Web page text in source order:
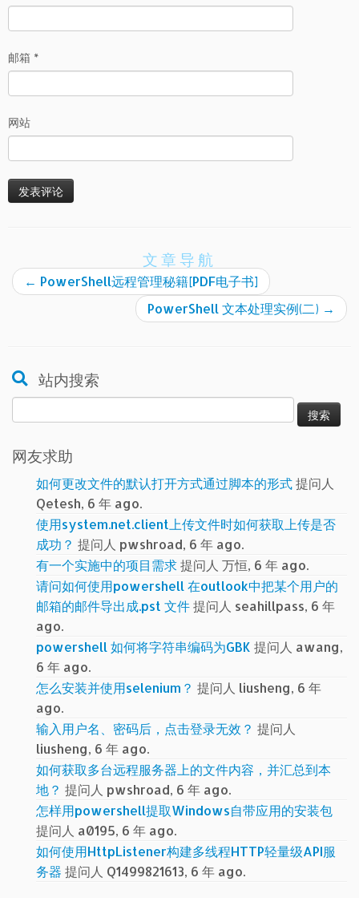
邮箱 *
网站
文章导航
← PowerShell远程管理秘籍[PDF电子书]
PowerShell 文本处理实例(二) →
站内搜索
索：
网友求助
如何更改文件的默认打开方式通过脚本的形式提问人
Qetesh, 6 年 ago.
使用system.net.client上传文件时如何获取上传是否
成功？ 提问人 pwshroad, 6 年 ago.
有一个实施中的项目需求提问人 万恒, 6 年 ago.
请问如何使用powershell 在outlook中把某个用户的
邮箱的邮件导出成.pst 文件提问人 seahillpass, 6 年
ago.
powershell 如何将字符串编码为GBK 提问人 awang,
6 年 ago.
怎么安装并使用selenium？ 提问人 liusheng, 6 年
ago.
输入用户名、密码后，点击登录无效？ 提问人
liusheng, 6 年 ago.
如何获取多台远程服务器上的文件内容，并汇总到本
地？ 提问人 pwshroad, 6 年 ago.
怎样用powershell提取Windows自带应用的安装包
提问人 a0195, 6 年 ago.
如何使用HttpListener构建多线程HTTP轻量级API服
务器 提问人 Q1499821613, 6 年 ago.